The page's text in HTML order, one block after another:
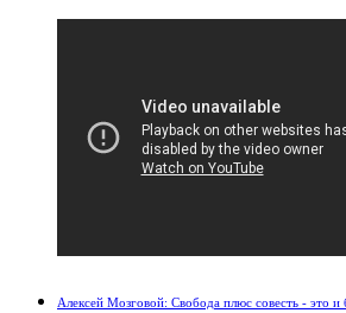
Алексей Мозговой: Свобода плюс совесть - это и